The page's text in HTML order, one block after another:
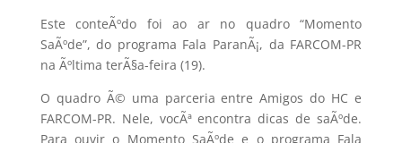
Este conteÃºdo foi ao ar no quadro “Momento
SaÃºde”, do programa Fala ParanÃ¡, da FARCOM-PR
na Ãºltima terÃ§a-feira (19).
O quadro Ã© uma parceria entre Amigos do HC e
FARCOM-PR. Nele, vocÃª encontra dicas de saÃºde.
Para ouvir o Momento SaÃºde e o programa Fala